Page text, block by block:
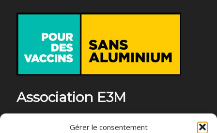
Gérer le consentement
Association E3M